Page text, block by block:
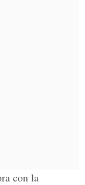
con la